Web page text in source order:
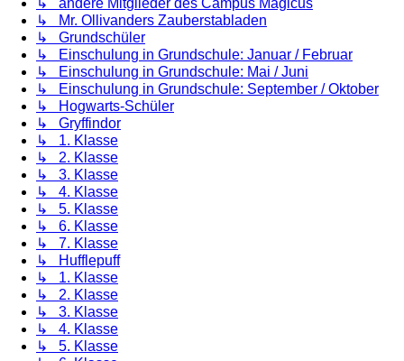
↳ Mr. Ollivanders Zauberstabladen
↳ Grundschüler
↳ Einschulung in Grundschule: Januar / Februar
↳ Einschulung in Grundschule: Mai / Juni
↳ Einschulung in Grundschule: September / Oktober
↳ Hogwarts-Schüler
↳ Gryffindor
↳ 1. Klasse
↳ 2. Klasse
↳ 3. Klasse
↳ 4. Klasse
↳ 5. Klasse
↳ 6. Klasse
↳ 7. Klasse
↳ Hufflepuff
↳ 1. Klasse
↳ 2. Klasse
↳ 3. Klasse
↳ 4. Klasse
↳ 5. Klasse